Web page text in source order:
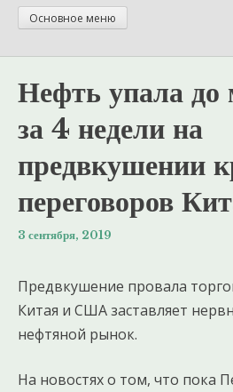
Основное меню
Нефть упала
за 4 недели на
предвкушении
переговоров
3 сентября, 2019
Предвкушение провала
Китая и США заставляет
нефтяной рынок.
На новостях о том, что пока